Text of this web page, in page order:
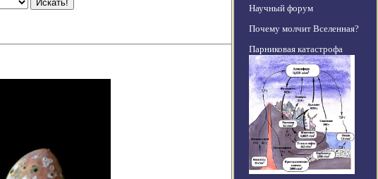
Научный форум
Почему молчит Вселенная?
Парниковая катастрофа